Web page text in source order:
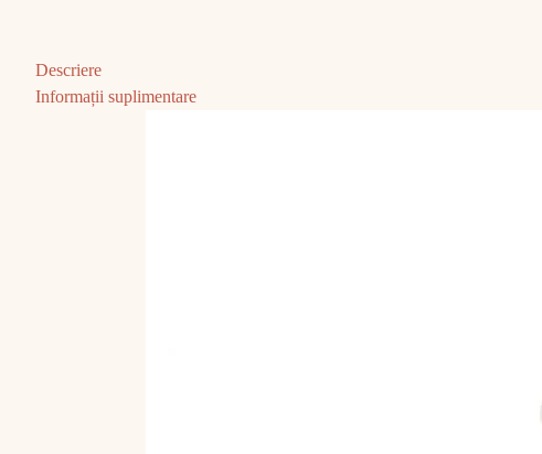
Descriere
Informații suplimentare